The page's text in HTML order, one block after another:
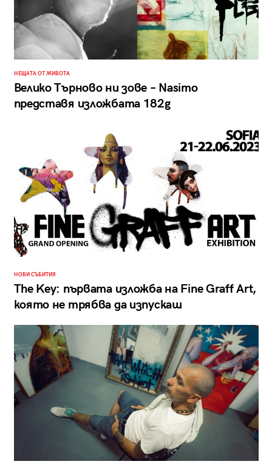
НЕЩАТА ОТ ЖИВОТА
Велико Търново ни зове – Nasimo
представя изложбата 182g
НОВИ СЪБИТИЯ
The Key: първата изложба на Fine Graff Art,
която не трябва да изпускаш